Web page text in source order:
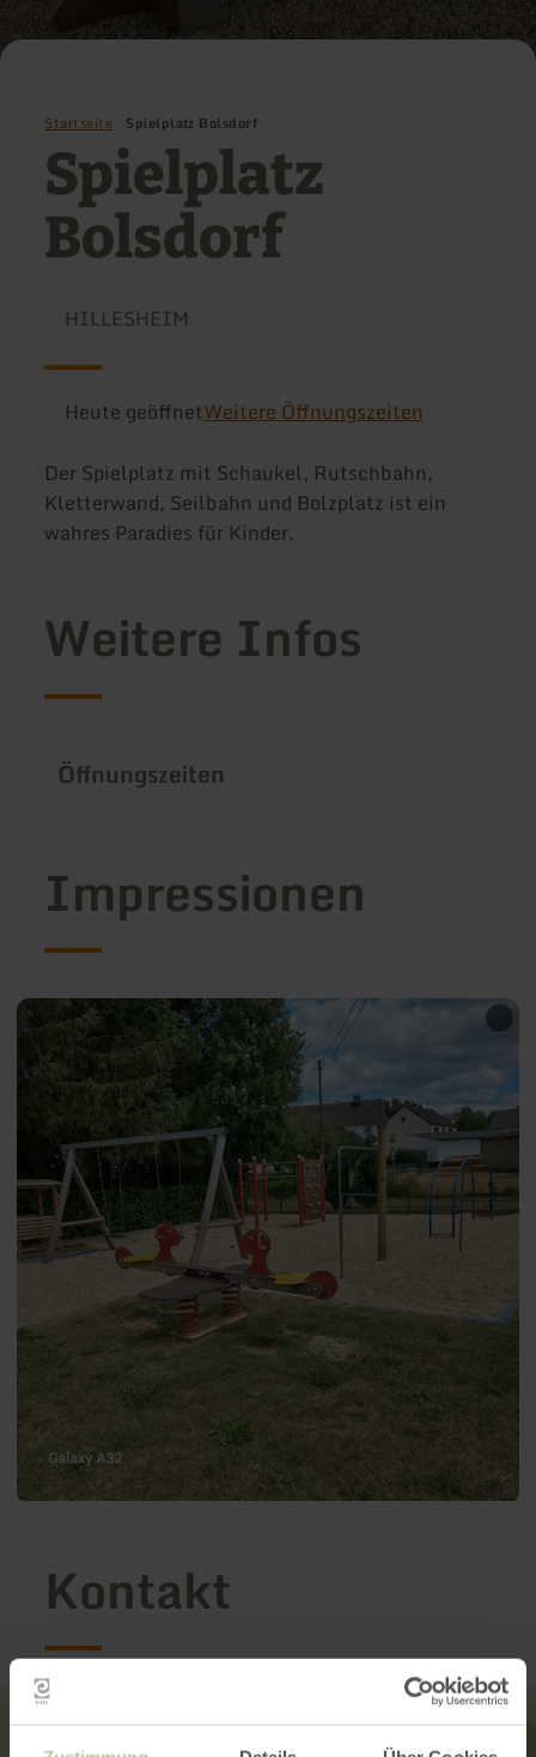
Startseite Spielplatz Bolsdorf
Spielplatz
Bolsdorf
HILLESHEIM
Heute geöffnetWeitere Öffnungszeiten
Der Spielplatz mit Schaukel, Rutschbahn,
Kletterwand, Seilbahn und Bolzplatz ist ein
wahres Paradies für Kinder.
Weitere Infos
Öffnungszeiten
Impressionen
Kontakt